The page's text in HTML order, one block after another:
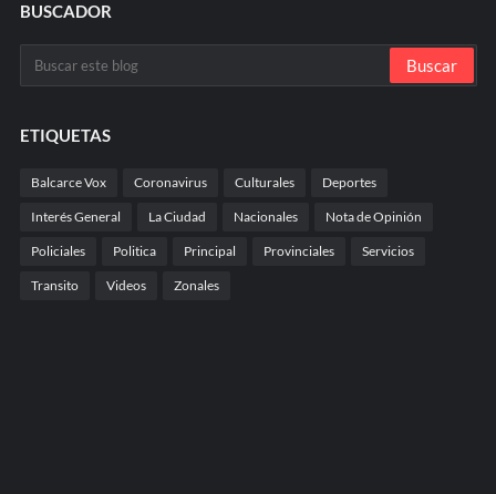
BUSCADOR
ETIQUETAS
Balcarce Vox Coronavirus Culturales Deportes
Interés General La Ciudad Nacionales Nota de Opinión
Policiales Politica Principal Provinciales Servicios
Transito Videos Zonales